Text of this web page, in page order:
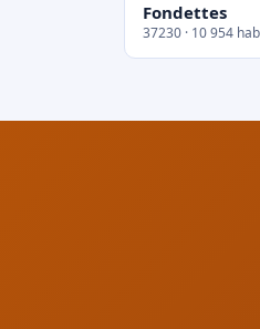
Fondettes
37230 · 10 954